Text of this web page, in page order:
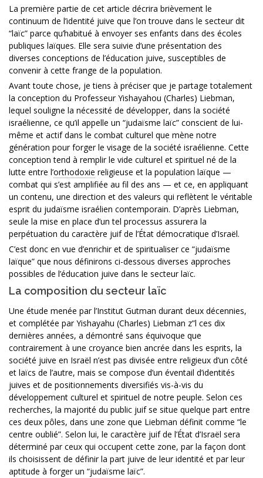
La première partie de cet article décrira brièvement le
continuum de l’identité juive que l’on trouve dans le secteur dit
“laïc” parce qu’habitué à envoyer ses enfants dans des écoles
publiques laïques. Elle sera suivie d’une présentation des
diverses conceptions de l’éducation juive, susceptibles de
convenir à cette frange de la population.
Avant toute chose, je tiens à préciser que je partage totalement
la conception du Professeur Yishayahou (Charles) Liebman,
lequel souligne la nécessité de développer, dans la société
israélienne, ce qu’il appelle un “judaïsme laïc” conscient de lui-
même et actif dans le combat culturel que mène notre
génération pour forger le visage de la société israélienne. Cette
conception tend à remplir le vide culturel et spirituel né de la
lutte entre l’orthodoxie religieuse et la population laïque —
combat qui s’est amplifiée au fil des ans — et ce, en appliquant
un contenu, une direction et des valeurs qui reflètent le véritable
esprit du judaïsme israélien contemporain. D’après Liebman,
seule la mise en place d’un tel processus assurera la
perpétuation du caractère juif de l’État démocratique d’Israël.
C’est donc en vue d’enrichir et de spiritualiser ce “judaïsme
laïque” que nous définirons ci-dessous diverses approches
possibles de l’éducation juive dans le secteur laïc.
La composition du secteur laïc
Une étude menée par l’Institut Gutman durant deux décennies,
et complétée par Yishayahu (Charles) Liebman z”l ces dix
dernières années, a démontré sans équivoque que
contrairement à une croyance bien ancrée dans les esprits, la
société juive en Israël n’est pas divisée entre religieux d’un côté
et laïcs de l’autre, mais se compose d’un éventail d’identités
juives et de positionnements diversifiés vis-à-vis du
développement culturel et spirituel de notre peuple. Selon ces
recherches, la majorité du public juif se situe quelque part entre
ces deux pôles, dans une zone que Liebman définit comme “le
centre oublié”. Selon lui, le caractère juif de l’État d’Israël sera
déterminé par ceux qui occupent cette zone, par la façon dont
ils choisissent de définir la part juive de leur identité et par leur
aptitude à forger un “judaïsme laïc”.